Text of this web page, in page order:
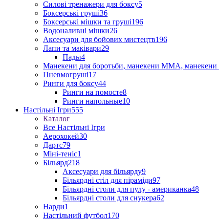
Силові тренажери для боксу5
Боксерські груші36
Боксерські мішки та груші196
Водоналивні мішки26
Аксесуари для бойових мистецтв196
Лапи та маківари29
Пады4
Манекени для боротьби, манекени ММА, манекени
Пневмогруші17
Ринги для боксу44
Ринги на помосте8
Ринги напольные10
Настільні Ігри555
Каталог
Все Настільні Ігри
Аерохокей30
Дартс79
Міні-теніс1
Більярд218
Аксесуари для більярду9
Більярдні стіл для піраміди97
Більярдні столи для пулу - американка48
Більярдні столи для снукера62
Нарди1
Настільний футбол170